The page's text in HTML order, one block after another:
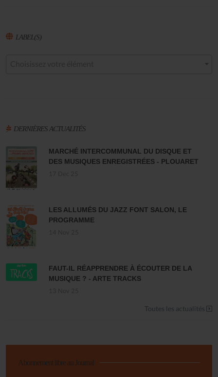
LABEL(S)
DERNIÈRES ACTUALITÉS
MARCHÉ INTERCOMMUNAL DU DISQUE ET
DES MUSIQUES ENREGISTRÉES - PLOUARET
LES ALLUMÉS DU JAZZ FONT SALON, LE
PROGRAMME
FAUT-IL RÉAPPRENDRE À ÉCOUTER DE LA
MUSIQUE ? - ARTE TRACKS
Toutes les actualités
Abonnement libre au Journal